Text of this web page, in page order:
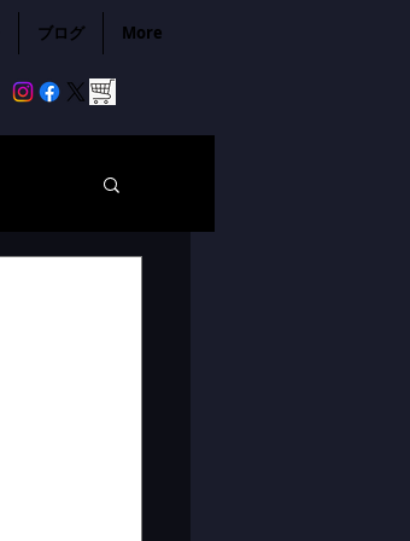
ブログ More